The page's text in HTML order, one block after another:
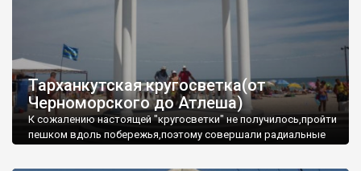
Тарханкутская кругосветка(от
Черноморского до Атлеша)
К сожалению настоящей "кругосветки" не получилось,пройти
пешком вдоль побережья,поэтому совершали радиальные